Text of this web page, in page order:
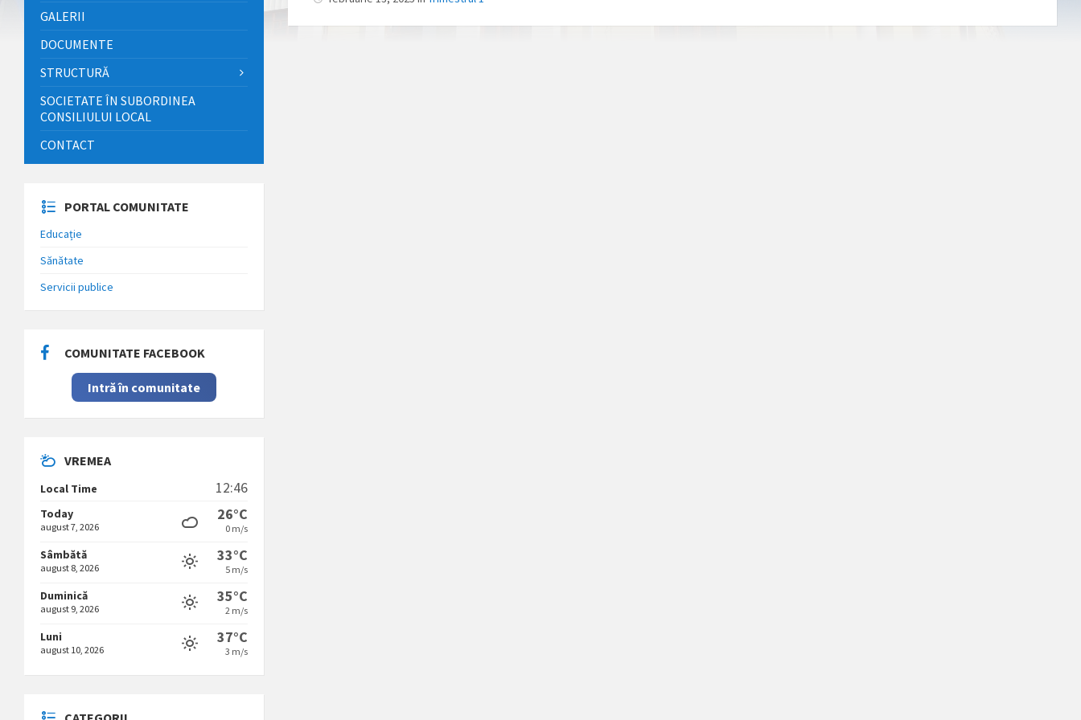
GALERII
DOCUMENTE
STRUCTURĂ
SOCIETATE ÎN SUBORDINEA
CONSILIULUI LOCAL
CONTACT
PORTAL COMUNITATE
Educație
Sănătate
Servicii publice
COMUNITATE FACEBOOK
Intră în comunitate
VREMEA
Local Time 12:46
Today
august 7, 2026
26°C
0 m/s
Sâmbătă
august 8, 2026
33°C
5 m/s
Duminică
august 9, 2026
35°C
2 m/s
Luni
august 10, 2026
37°C
3 m/s